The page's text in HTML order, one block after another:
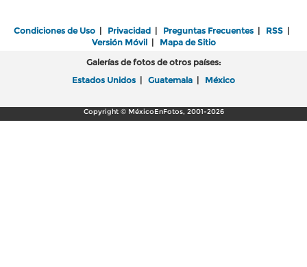
Condiciones de Uso | Privacidad | Preguntas Frecuentes | RSS |
Versión Móvil| Mapa de Sitio
Galerías de fotos de otros países:
Estados Unidos | Guatemala | México
Copyright © MéxicoEnFotos, 2001-2026